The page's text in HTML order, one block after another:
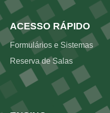
ACESSO RÁPIDO
Formulários e Sistemas
Reserva de Salas